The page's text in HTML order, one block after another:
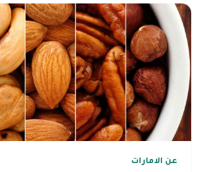
عن الامارات